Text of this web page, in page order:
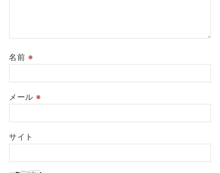
名前 ※
メール ※
サイト